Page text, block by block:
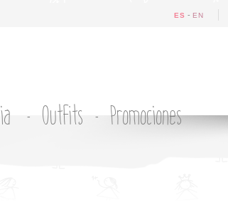
ES - EN
Outfits Promociones